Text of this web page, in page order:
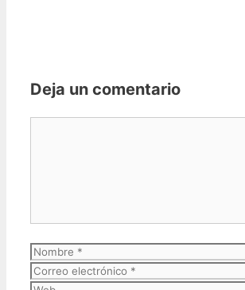
Deja un comentario
Nombre